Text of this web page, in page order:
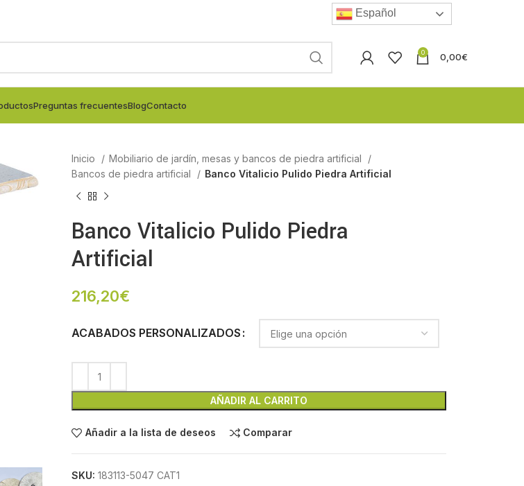
Español
0 0,00€
Preguntas frecuentesBlogContacto
Inicio
Mobiliario de jardín, mesas y bancos de piedra artificial
Bancos de piedra artificial
Banco Vitalicio Pulido Piedra Artificial
Banco Vitalicio Pulido Piedra
Artificial
216,20€
ACABADOS PERSONALIZADOS
AÑADIR AL CARRITO
Añadir a la lista de deseos Comparar
SKU: 183113-5047 CAT1